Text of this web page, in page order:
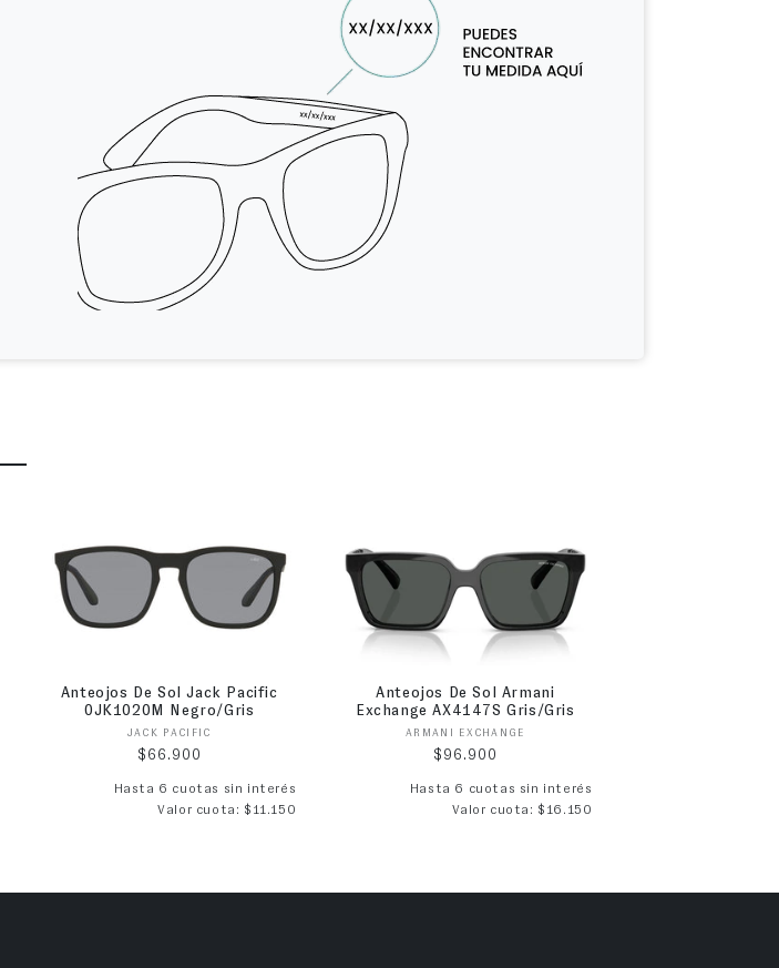
Anteojos De Sol Jack Pacific
0JK1020M Negro/Gris
Proveedor:
JACK PACIFIC
Precio habitual
$66.900
Hasta 6 cuotas sin interés
Valor cuota: $11.150
Anteojos De Sol Armani
Exchange AX4147S Gris/Gris
Proveedor:
ARMANI EXCHANGE
Precio habitual
$96.900
Hasta 6 cuotas sin interés
Valor cuota: $16.150